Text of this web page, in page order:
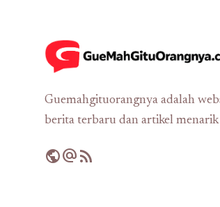
Guemahgituorangnya adalah
berita terbaru dan artikel menarik
publicalternate_emailrss_feed